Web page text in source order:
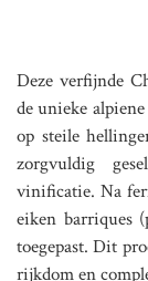
Deze verfijnde
de unieke
op steile
zorgvuldig
vinificatie. Na
eiken barriques
toegepast. Dit
rijkdom en